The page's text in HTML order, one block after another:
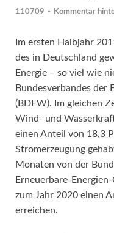
110709 - Kommentar
Im ersten Halbjahr
des in Deutschland
Energie – so viel wie
Bundesverbandes der
(BDEW). Im gleichen
Wind- und
einen Anteil von 18,3
Stromerzeugung
Monaten von der
Erneuerbare-
zum Jahr 2020 einen
erreichen.